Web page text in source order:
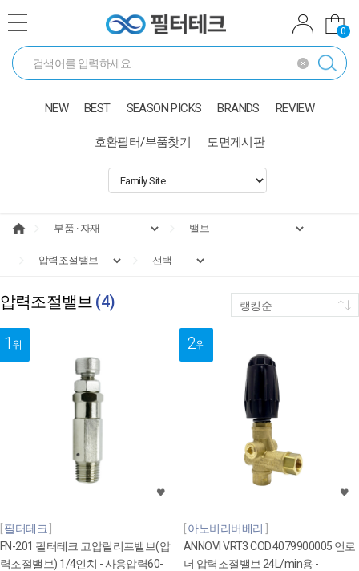
0
NEW BEST SEASON PICKS BRANDS REVIEW
호환필터/부품찾기 도면게시판
압력조절밸브 (4) 랭킹순
1 위
필터테크
FN-201 필터테크 고압릴리프밸브(압
력조절밸브) 1/4인치 - 사용압력60-
2위
아노비리버베리
ANNOVI VRT3 COD.4079900005 언로
더 압력조절밸브 24L/min용 -